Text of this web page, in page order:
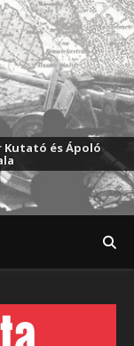
Kutató és Ápoló